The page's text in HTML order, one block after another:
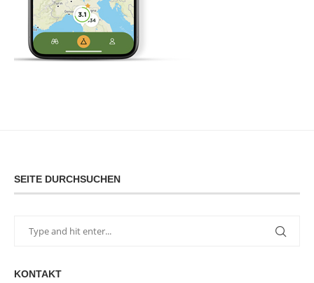
SEITE DURCHSUCHEN
KONTAKT